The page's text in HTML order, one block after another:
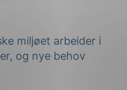
miljøet arbeider i
og nye behov